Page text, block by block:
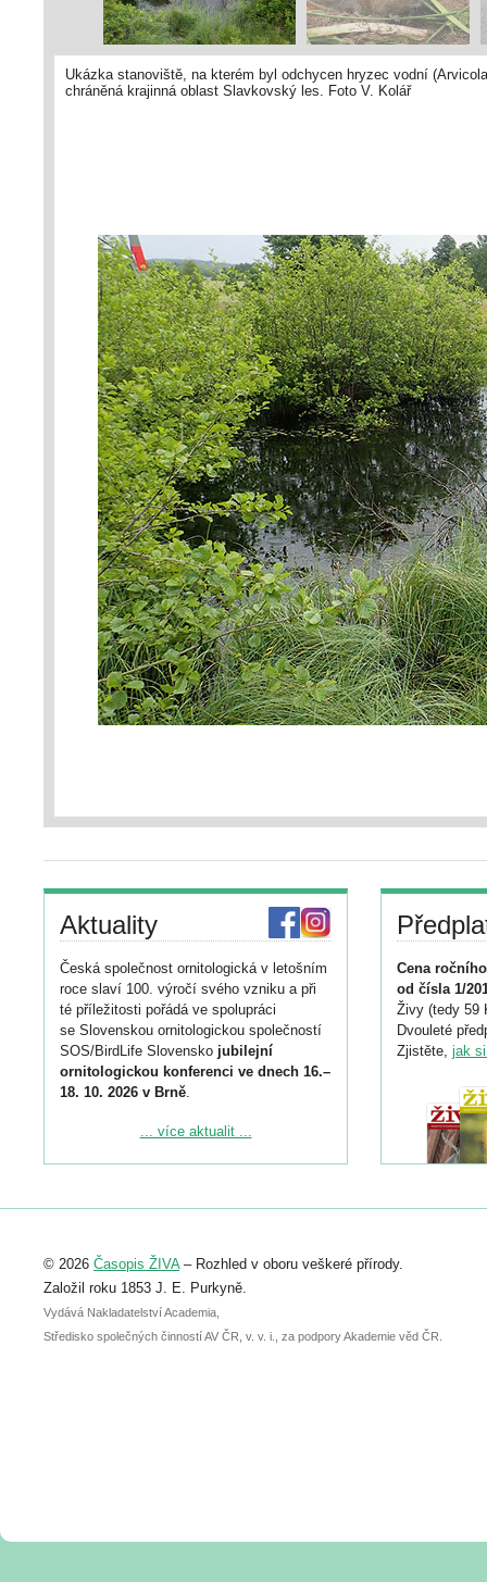
Ukázka stanoviště, na kterém byl odchycen hryzec vodní
chráněná krajinná oblast Slavkovský les. Foto V. Kolář
Aktuality
Česká společnost ornitologická v letošním
roce slaví 100. výročí svého vzniku a při
té příležitosti pořádá ve spolupráci
se Slovenskou ornitologickou společností
SOS/BirdLife Slovensko jubilejní
ornitologickou konferenci ve dnech 16.–
18. 10. 2026 v Brně.
Podrobnější informace ke konferenci
Registrovat se můžete do 6. září.
abstraktu přihlášené přednášky nebo
posteru je už 30. června.
... více aktualit ...
Cena
od čísla 1/
Živy (tedy 59
Dvouleté
Zjistěte, jak
© 2026 Časopis ŽIVA– Rozhled v oboru veškeré přírody.
Založil roku 1853 J. E. Purkyně.
Vydává Nakladatelství Academia,
Středisko společných činností AV ČR, v. v. i., za podpory Akademie věd ČR.